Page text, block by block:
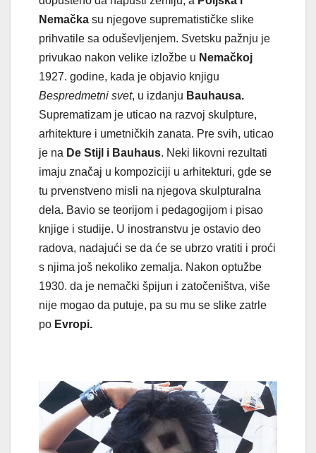
Nemačka su njegove suprematističke slike
prihvatile sa oduševljenjem. Svetsku pažnju je
privukao nakon velike izložbe u Nemačkoj
1927. godine, kada je objavio knjigu
Bespredmetni svet, u izdanju Bauhausa.
Suprematizam je uticao na razvoj skulpture,
arhitekture i umetničkih zanata. Pre svih, uticao
je na De Stijl i Bauhaus. Neki likovni rezultati
imaju značaj u kompoziciji u arhitekturi, gde se
tu prvenstveno misli na njegova skulpturalna
dela. Bavio se teorijom i pedagogijom i pisao
knjige i studije. U inostranstvu je ostavio deo
radova, nadajući se da će se ubrzo vratiti i proći
s njima još nekoliko zemalja. Nakon optužbe
1930. da je nemački špijun i zatočeništva, više
nije mogao da putuje, pa su mu se slike zatrle
po Evropi.